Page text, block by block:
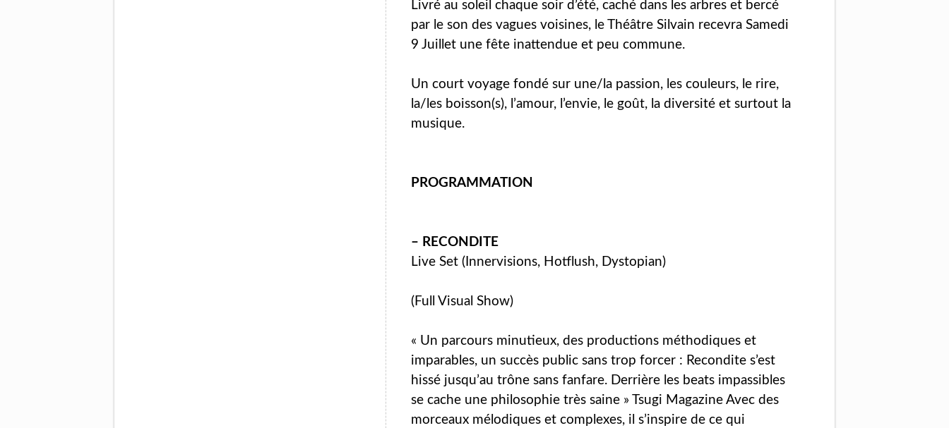
Livré au soleil chaque soir d’été, caché dans les arbres et bercé
par le son des vagues voisines, le Théâtre Silvain recevra Samedi
9 Juillet une fête inattendue et peu commune.
Un court voyage fondé sur une/la passion, les couleurs, le rire,
la/les boisson(s), l’amour, l’envie, le goût, la diversité et surtout la
musique.
PROGRAMMATION
– RECONDITE
Live Set (Innervisions, Hotflush, Dystopian)
(Full Visual Show)
« Un parcours minutieux, des productions méthodiques et
imparables, un succès public sans trop forcer : Recondite s’est
hissé jusqu’au trône sans fanfare. Derrière les beats impassibles
se cache une philosophie très saine » Tsugi Magazine Avec des
morceaux mélodiques et complexes, il s’inspire de ce qui